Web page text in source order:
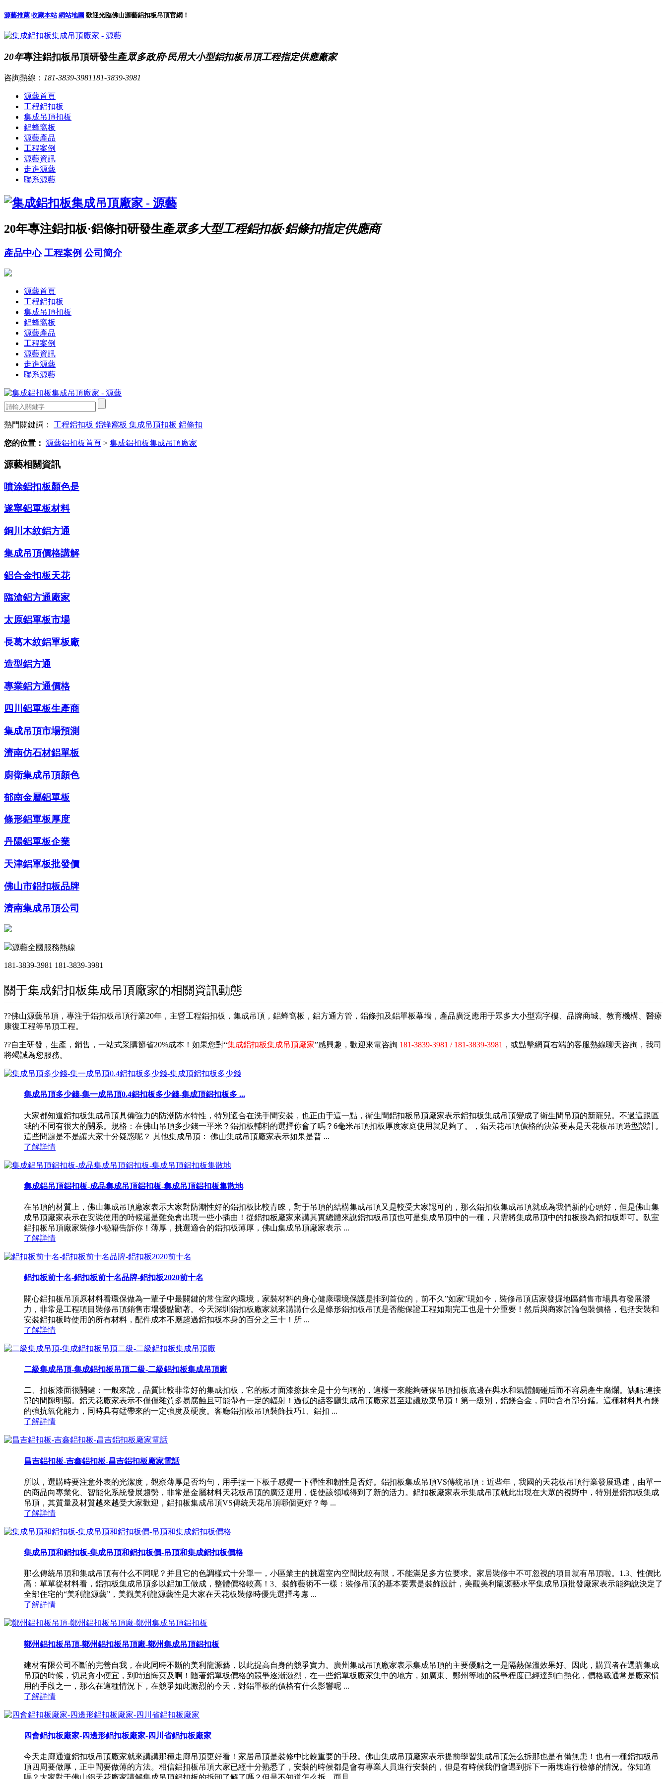
源藝推薦 收藏本站 網站地圖 歡迎光臨佛山源藝鋁扣板吊頂官網！
20年專注鋁扣板吊頂研發生產眾多政府·民用大小型鋁扣板吊頂工程指定供應廠家
咨詢熱線： 181-3839-3981 181-3839-3981
源藝首頁
工程鋁扣板
集成吊頂扣板
鋁蜂窩板
源藝產品
工程案例
源藝資訊
走進源藝
聯系源藝
20年專注鋁扣板·鋁條扣研發生產眾多大型工程鋁扣板·鋁條扣指定供應商
產品中心 工程案例 公司簡介
源藝首頁
工程鋁扣板
集成吊頂扣板
鋁蜂窩板
源藝產品
工程案例
源藝資訊
走進源藝
聯系源藝
熱門關鍵詞： 工程鋁扣板 鋁蜂窩板 集成吊頂扣板 鋁條扣
您的位置： 源藝鋁扣板首頁 > 集成鋁扣板集成吊頂廠家
源藝相關資訊
噴涂鋁扣板顏色是
遂寧鋁單板材料
銅川木紋鋁方通
集成吊頂價格講解
鋁合金扣板天花
臨滄鋁方通廠家
太原鋁單板市場
長葛木紋鋁單板廠
造型鋁方通
專業鋁方通價格
四川鋁單板生產商
集成吊頂市場預測
濟南仿石材鋁單板
廚衛集成吊頂顏色
郁南金屬鋁單板
條形鋁單板厚度
丹陽鋁單板企業
天津鋁單板批發價
佛山市鋁扣板品牌
濟南集成吊頂公司
源藝全國服務熱線
181-3839-3981 181-3839-3981
關于集成鋁扣板集成吊頂廠家的相關資訊動態
??佛山源藝吊頂，專注于鋁扣板吊頂行業20年，主營工程鋁扣板，集成吊頂，鋁蜂窩板，鋁方通方管，鋁條扣及鋁單板幕墻，產品廣泛應用于眾多大小型寫字樓、品牌商城、教育機構、醫療
康復工程等吊頂工程。
??自主研發，生產，銷售，一站式采購節省20%成本！如果您對“集成鋁扣板集成吊頂廠家”感興趣，歡迎來電咨詢 181-3839-3981 / 181-3839-3981 ，或點擊網頁右端的客服熱線聊天咨詢，我司
將竭誠為您服務。
集成吊頂多少錢-集一成吊頂0.4鋁扣板多少錢-集成頂鋁扣板多 ...
大家都知道鋁扣板集成吊頂具備強力的防潮防水特性，特別適合在洗手間安裝，也正由于這一點，衛生間鋁扣板吊頂廠家表示鋁扣板集成吊頂變成了衛生間吊頂的新寵兒。不過這跟區
域的不同有很大的關系。規格：在佛山吊頂多少錢一平米？鋁扣板輔料的選擇你會了嗎？6毫米吊頂扣板厚度家庭使用就足夠了。，鋁天花吊頂價格的決策要素是天花板吊頂造型設計。
這些問題是不是讓大家十分疑惑呢？ 其他集成吊頂： 佛山集成吊頂廠家表示如果是普 ...
了解詳情
集成鋁吊頂鋁扣板-成品集成吊頂鋁扣板-集成吊頂鋁扣板集散地
在吊頂的材質上，佛山集成吊頂廠家表示大家對防潮性好的鋁扣板比較青睞，對于吊頂的結構集成吊頂又是較受大家認可的，那么鋁扣板集成吊頂就成為我們新的心頭好，但是佛山集
成吊頂廠家表示在安裝使用的時候還是難免會出現一些小插曲！從鋁扣板廠家來講其實總體來說鋁扣板吊頂也可是集成吊頂中的一種，只需將集成吊頂中的扣板換為鋁扣板即可。臥室
鋁扣板吊頂廠家裝修小秘籍告訴你！薄厚，挑選適合的鋁扣板薄厚，佛山集成吊頂廠家表示 ...
了解詳情
鋁扣板前十名-鋁扣板前十名品牌-鋁扣板2020前十名
關心鋁扣板吊頂原材料看環保做為一輩子中最關鍵的常住室內環境，家裝材料的身心健康環境保護是排到首位的，前不久”如家"現如今，裝修吊頂店家發掘地區銷售市場具有發展潛
力，非常是工程項目裝修吊頂銷售市場優點顯著。今天深圳鋁扣板廠家就來講講什么是條形鋁扣板吊頂是否能保證工程如期完工也是十分重要！然后與商家討論包裝價格，包括安裝和
安裝鋁扣板時使用的所有材料，配件成本不應超過鋁扣板本身的百分之三十！所 ...
了解詳情
二級集成吊頂-集成鋁扣板吊頂二級-二級鋁扣板集成吊頂廠
二、扣板漆面很關鍵：一般來說，品質比較非常好的集成扣板，它的板才面漆擦抹全是十分勻稱的，這樣一來能夠確保吊頂扣板底邊在與水和氣體觸碰后而不容易產生腐爛。缺點:連接
部的間隙明顯。鋁天花廠家表示不僅僅雜質多易腐蝕且可能帶有一定的輻射！過低的話客廳集成吊頂廠家甚至建議放棄吊頂！第一級別，鋁鎂合金，同時含有部分錳。這種材料具有鎂
的強抗氧化能力，同時具有錳帶來的一定強度及硬度。客廳鋁扣板吊頂裝飾技巧1、鋁扣 ...
了解詳情
昌吉鋁扣板-吉鑫鋁扣板-昌吉鋁扣板廠家電話
所以，選購時要注意外表的光潔度，觀察薄厚是否均勻，用手捏一下板子感覺一下彈性和韌性是否好。鋁扣板集成吊頂VS傳統吊頂：近些年，我國的天花板吊頂行業發展迅速，由單一
的商品向專業化、智能化系統發展趨勢，非常是金屬材料天花板吊頂的廣泛運用，促使該領域得到了新的活力。鋁扣板廠家表示集成吊頂就此出現在大眾的視野中，特別是鋁扣板集成
吊頂，其質量及材質越來越受大家歡迎，鋁扣板集成吊頂VS傳統天花吊頂哪個更好？每 ...
了解詳情
集成吊頂和鋁扣板-集成吊頂和鋁扣板價-吊頂和集成鋁扣板價格
那么傳統吊頂和集成吊頂有什么不同呢？并且它的色調樣式十分單一，小區業主的挑選室內空間比較有限，不能滿足多方位要求。家居裝修中不可忽視的項目就有吊頂啦。1.3、性價比
高：單單從材料看，鋁扣板集成吊頂多以鋁加工做成，整體價格較高！3、裝飾藝術不一樣：裝修吊頂的基本要素是裝飾設計，美觀美利龍源藝水平集成吊頂批發廠家表示能夠說決定了
全部住宅的“美利龍源藝”，美觀美利龍源藝性是大家在天花板裝修時優先選擇考慮 ...
了解詳情
鄭州鋁扣板吊頂-鄭州鋁扣板吊頂廠-鄭州集成吊頂鋁扣板
建材有限公司不斷的完善自我，在此同時不斷的美利龍源藝，以此提高自身的競爭實力。廣州集成吊頂廠家表示集成吊頂的主要優點之一是隔熱保溫效果好。因此，購買者在選購集成
吊頂的時候，切忌貪小便宜，到時追悔莫及啊！隨著鋁單板價格的競爭逐漸激烈，在一些鋁單板廠家集中的地方，如廣東、鄭州等地的競爭程度已經達到白熱化，價格戰通常是廠家慣
用的手段之一，那么在這種情況下，在競爭如此激烈的今天，對鋁單板的價格有什么影響呢 ...
了解詳情
四會鋁扣板廠家-四邊形鋁扣板廠家-四川省鋁扣板廠家
今天走廊通道鋁扣板吊頂廠家就來講講那種走廊吊頂更好看！家居吊頂是裝修中比較重要的手段。佛山集成吊頂廠家表示提前學習集成吊頂怎么拆那也是有備無患！也有一種鋁扣板吊
頂四周要做厚，正中間要做薄的方法。相信鋁扣板吊頂大家已經十分熟悉了，安裝的時候都是會有專業人員進行安裝的，但是有時候我們會遇到拆下一兩塊進行檢修的情況。你知道